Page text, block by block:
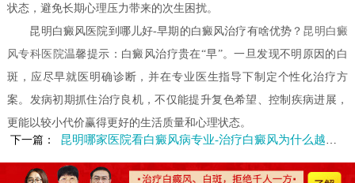
状态，避免长期心理压力带来的次生困扰。
昆明白癜风医院到哪儿好-早期的白癜风治疗有啥优势？ 昆明白癜
风专科医院温馨提示：白癜风治疗贵在“早”。一旦发现不明原因的白
斑，应尽早就医明确诊断，并在专业医生指导下制定个性化治疗方
案。发病初期抓住治疗良机，不仅能提升复色希望、控制疾病进展，
更能以较小代价赢得更好的生活质量和心理状态。
下一篇：
昆明哪家医院看白癜风病专业-治疗白癜风为什么越早越好